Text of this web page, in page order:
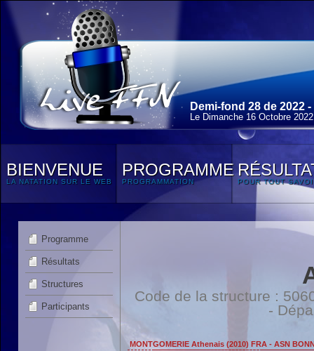
Demi-fond 28 de 2022 -
Le Dimanche 16 Octobre 2022
BIENVENUE
LA NATATION SUR LE WEB
PROGRAMME
PROGRAMMATION POUR TOUT
Programme
Résultats
Structures
Participants
Code de la structure :
-
MONTGOMERIE Athenais (2010) FRA - ASN